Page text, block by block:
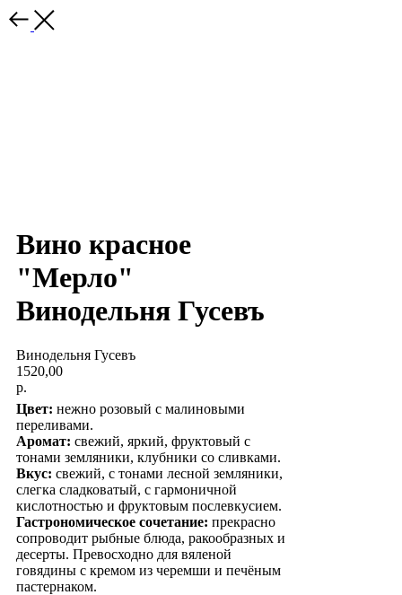
Вино красное
"Мерло"
Винодельня Гусевъ
Винодельня Гусевъ
1520,00
р.
Цвет: нежно розовый с малиновыми
переливами.
Аромат: свежий, яркий, фруктовый с
тонами земляники, клубники со сливками.
Вкус: свежий, с тонами лесной земляники,
слегка сладковатый, с гармоничной
кислотностью и фруктовым послевкусием.
Гастрономическое сочетание: прекрасно
сопроводит рыбные блюда, ракообразных и
десерты. Превосходно для вяленой
говядины с кремом из черемши и печёным
пастернаком.